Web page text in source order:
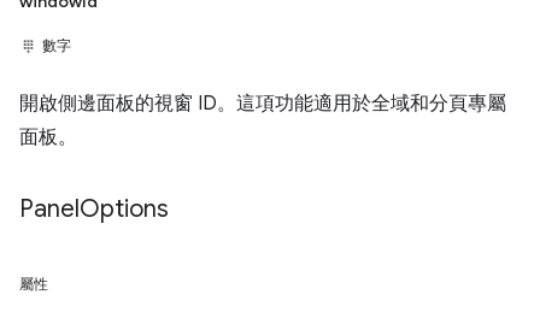
數字
開啟側邊面板的視窗 ID。這項功能適用於全域和分頁專屬
面板。
PanelOptions
屬性